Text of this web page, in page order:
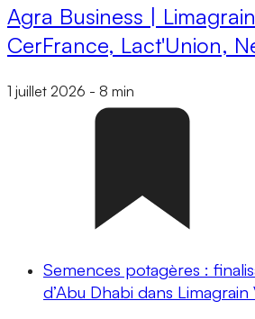
Agra Business |
CerFrance, Lact'Union,
1 juillet 2026 - 8 min
Semences potagères :
d’Abu Dhabi dans